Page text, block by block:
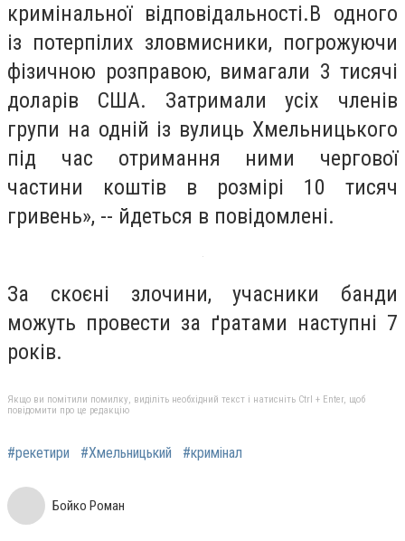
кримінальної відповідальності.В одного
із потерпілих зловмисники, погрожуючи
фізичною розправою, вимагали 3 тисячі
доларів США. Затримали усіх членів
групи на одній із вулиць Хмельницького
під час отримання ними чергової
частини коштів в розмірі 10 тисяч
гривень», -- йдеться в повідомлені.
За скоєні злочини, учасники банди
можуть провести за ґратами наступні 7
років.
Якщо ви помітили помилку, виділіть необхідний текст і натисніть Ctrl + Enter, щоб
повідомити про це редакцію
#рекетири #Хмельницький #кримінал
Бойко Роман